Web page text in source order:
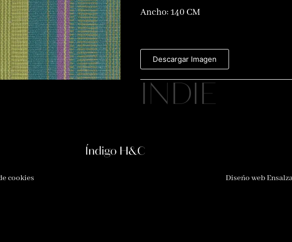
Ancho: 140 CM
Descargar Imagen
INDIE
cookies Diseño web